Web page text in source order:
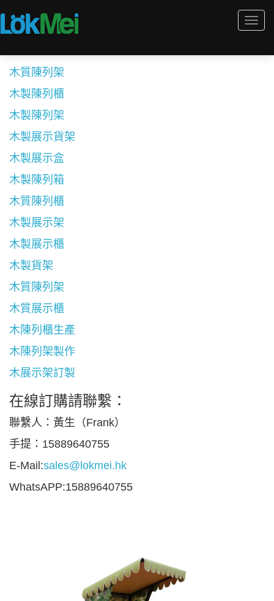
木質陳列架
木製陳列櫃
木製陳列架
木製展示貨架
木製展示盒
木製陳列箱
木質陳列櫃
木製展示架
木製展示櫃
木製貨架
木質陳列架
木質展示櫃
木陳列櫃生產
木陳列架製作
木展示架訂製
在線訂購請聯繫：
聯繫人：黃生（Frank）
手提：15889640755
E-Mail:sales@lokmei.hk
WhatsAPP:15889640755